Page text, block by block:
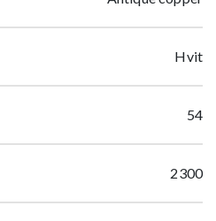
Hvit
54
2300